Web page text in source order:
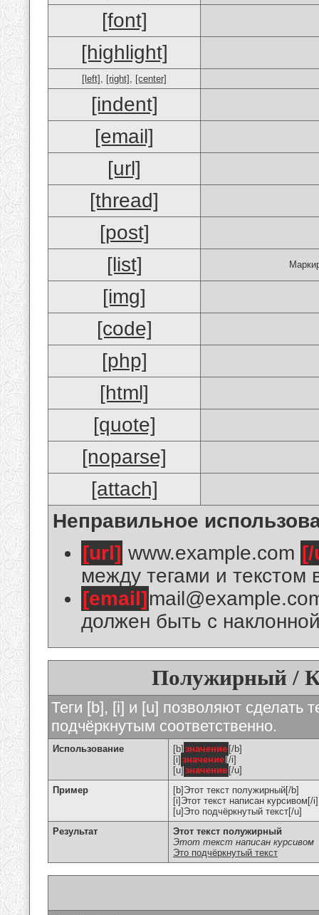
[font]
[highlight]
[left] , [right] , [center]
[indent]
[email]
[url]
[thread]
[post]
[list]
[img]
[code]
[php]
[html]
[quote]
[noparse]
[attach]
Неправильное
[url] www.example.com
между тегами и текстом
[email]
должен быть с
Полужирный /
Теги [b], [i] и [u] позволяют сделать
подчёркнутым соответственно.
Использование [b] значение [/b]
[i] значение [/i]
[u] значение [/u]
Пример
[b]Этот текст полужирный[/b]
[i]Этот текст написан курсивом[/i]
[u]Это подчёркнутый текст[/u]
Результат
Этот текст полужирный
Этот текст написан курсивом
Это подчёркнутый текст